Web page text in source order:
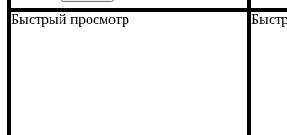
Быстрый просмотр